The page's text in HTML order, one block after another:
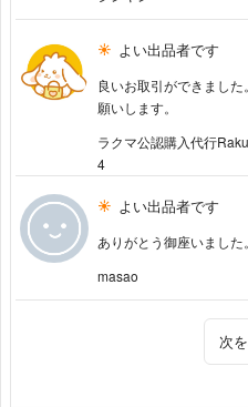
よい出品者です
良いお取引ができまし
願いします。
ラクマ公認購入代行
4
よい出品者です
ありがとう御座いました。
masao
次